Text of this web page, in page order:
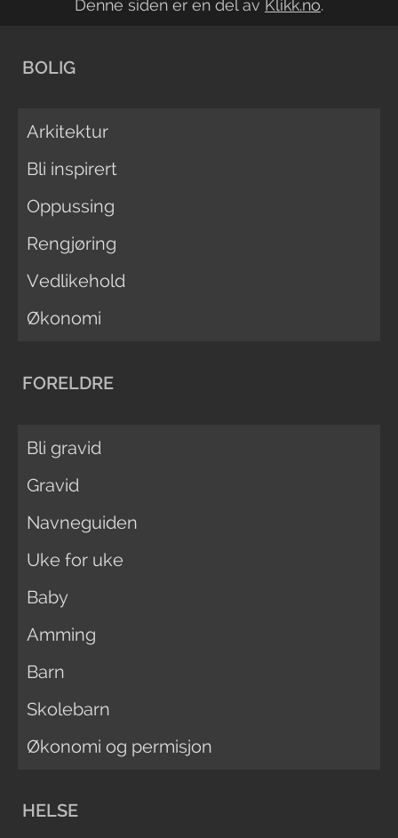
Denne siden er en del av Klikk.no.
BOLIG
Arkitektur
Bli inspirert
Oppussing
Rengjøring
Vedlikehold
Økonomi
FORELDRE
Bli gravid
Gravid
Navneguiden
Uke for uke
Baby
Amming
Barn
Skolebarn
Økonomi og permisjon
HELSE